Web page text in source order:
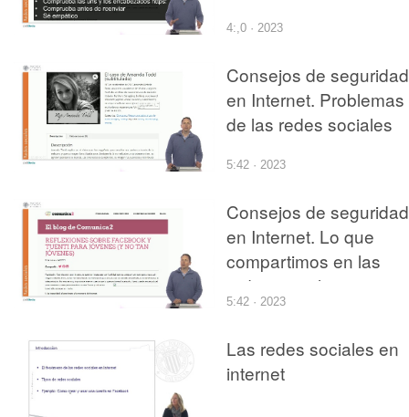
4:,0 · 2023
Consejos de seguridad
en Internet. Problemas
de las redes sociales
5:42 · 2023
Consejos de seguridad
en Internet. Lo que
compartimos en las
redes sociales
5:42 · 2023
Las redes sociales en
internet